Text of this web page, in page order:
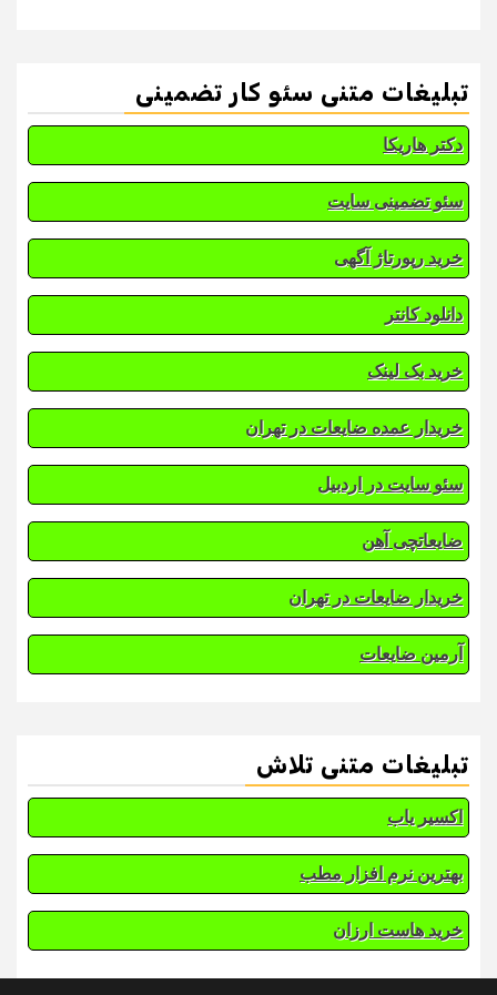
تبلیغات متنی سئو کار تضمینی
دکتر هاریکا
سئو تضمینی سایت
خرید رپورتاژ آگهی
دانلود کانتر
خرید بک لینک
خریدار عمده ضایعات در تهران
سئو سایت در اردبیل
ضایعاتچی آهن
خریدار ضایعات در تهران
آرمین ضایعات
تبلیغات متنی تلاش
اکسیر یاب
بهترین نرم افزار مطب
خرید هاست ارزان